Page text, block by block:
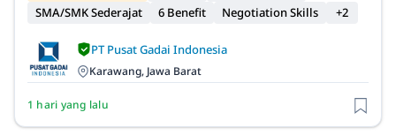
SMA/SMK Sederajat
6 Benefit Negotiation Skills +2
PT Pusat Gadai Indonesia
Karawang, Jawa Barat
1 hari yang lalu